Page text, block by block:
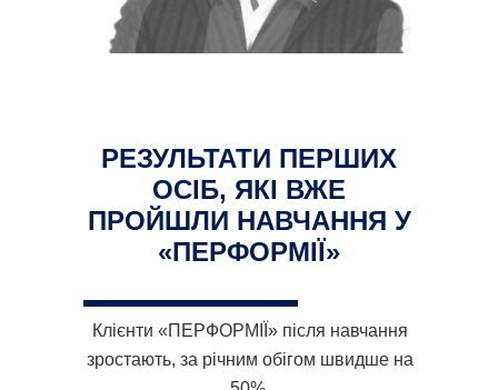
РЕЗУЛЬТАТИ ПЕРШИХ
ОСІБ, ЯКІ ВЖЕ
ПРОЙШЛИ НАВЧАННЯ У
«ПЕРФОРМІЇ»
Клієнти «ПЕРФОРМІЇ» після навчання
зростають, за річним обігом швидше на